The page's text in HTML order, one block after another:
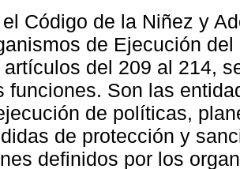
el Código de la Niñez y
de Ejecución
artículos del 209 al 214,
funciones. Son las
de políticas,
de protección y
definidos por los